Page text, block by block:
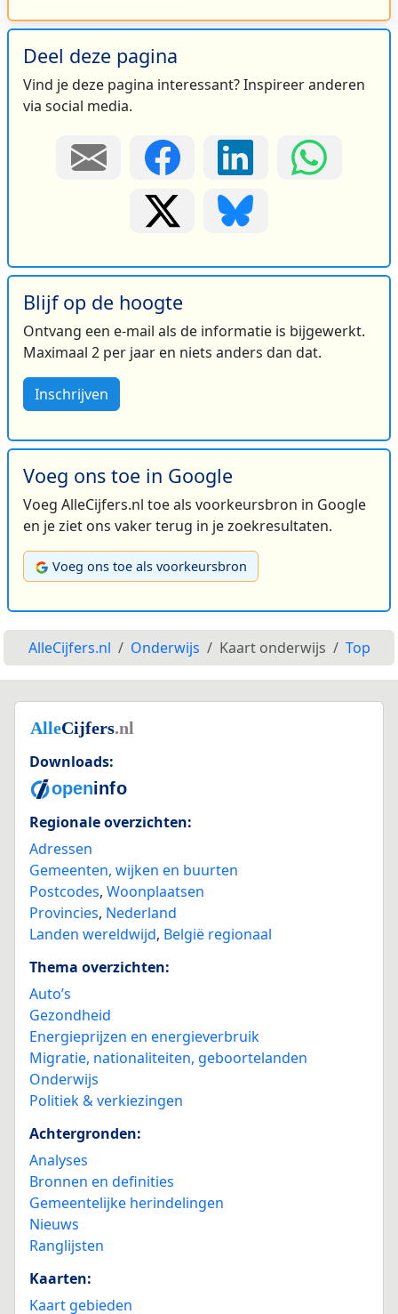
Deel deze pagina
Vind je deze pagina interessant? Inspireer anderen
via social media.
Blijf op de hoogte
Ontvang een e-mail als de informatie is bijgewerkt.
Maximaal 2 per jaar en niets anders dan dat.
Inschrijven
Voeg ons toe in Google
Voeg AlleCijfers.nl toe als voorkeursbron in Google
en je ziet ons vaker terug in je zoekresultaten.
Voeg ons toe als voorkeursbron
AlleCijfers.nl Onderwijs Kaart onderwijs Top
Downloads:
Regionale overzichten:
Adressen
Gemeenten, wijken en buurten
Postcodes, Woonplaatsen
Provincies, Nederland
Landen wereldwijd, België regionaal
Thema overzichten:
Auto’s
Gezondheid
Energieprijzen en energieverbruik
Migratie, nationaliteiten, geboortelanden
Onderwijs
Politiek & verkiezingen
Achtergronden:
Analyses
Bronnen en definities
Gemeentelijke herindelingen
Nieuws
Ranglijsten
Kaarten:
Kaart gebieden